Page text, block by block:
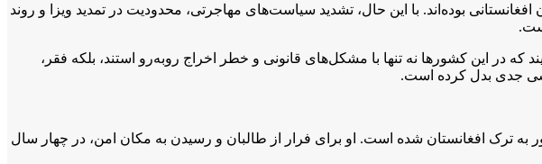
بوده‌اند. با این حال، تشدید سیاست‌های مهاجرتی، محدودیت در تمدید ویزا و روند
در این کشورها نه تنها با مشکل‌های قانونی و خطر اخراج روبه‌رو استند، بلکه فقر،
جدی بدل کرده است.
مجبور به ترک افغانستان شده است. او برای فرار از طالبان و رسیدن به مکان امن، در چهار سال